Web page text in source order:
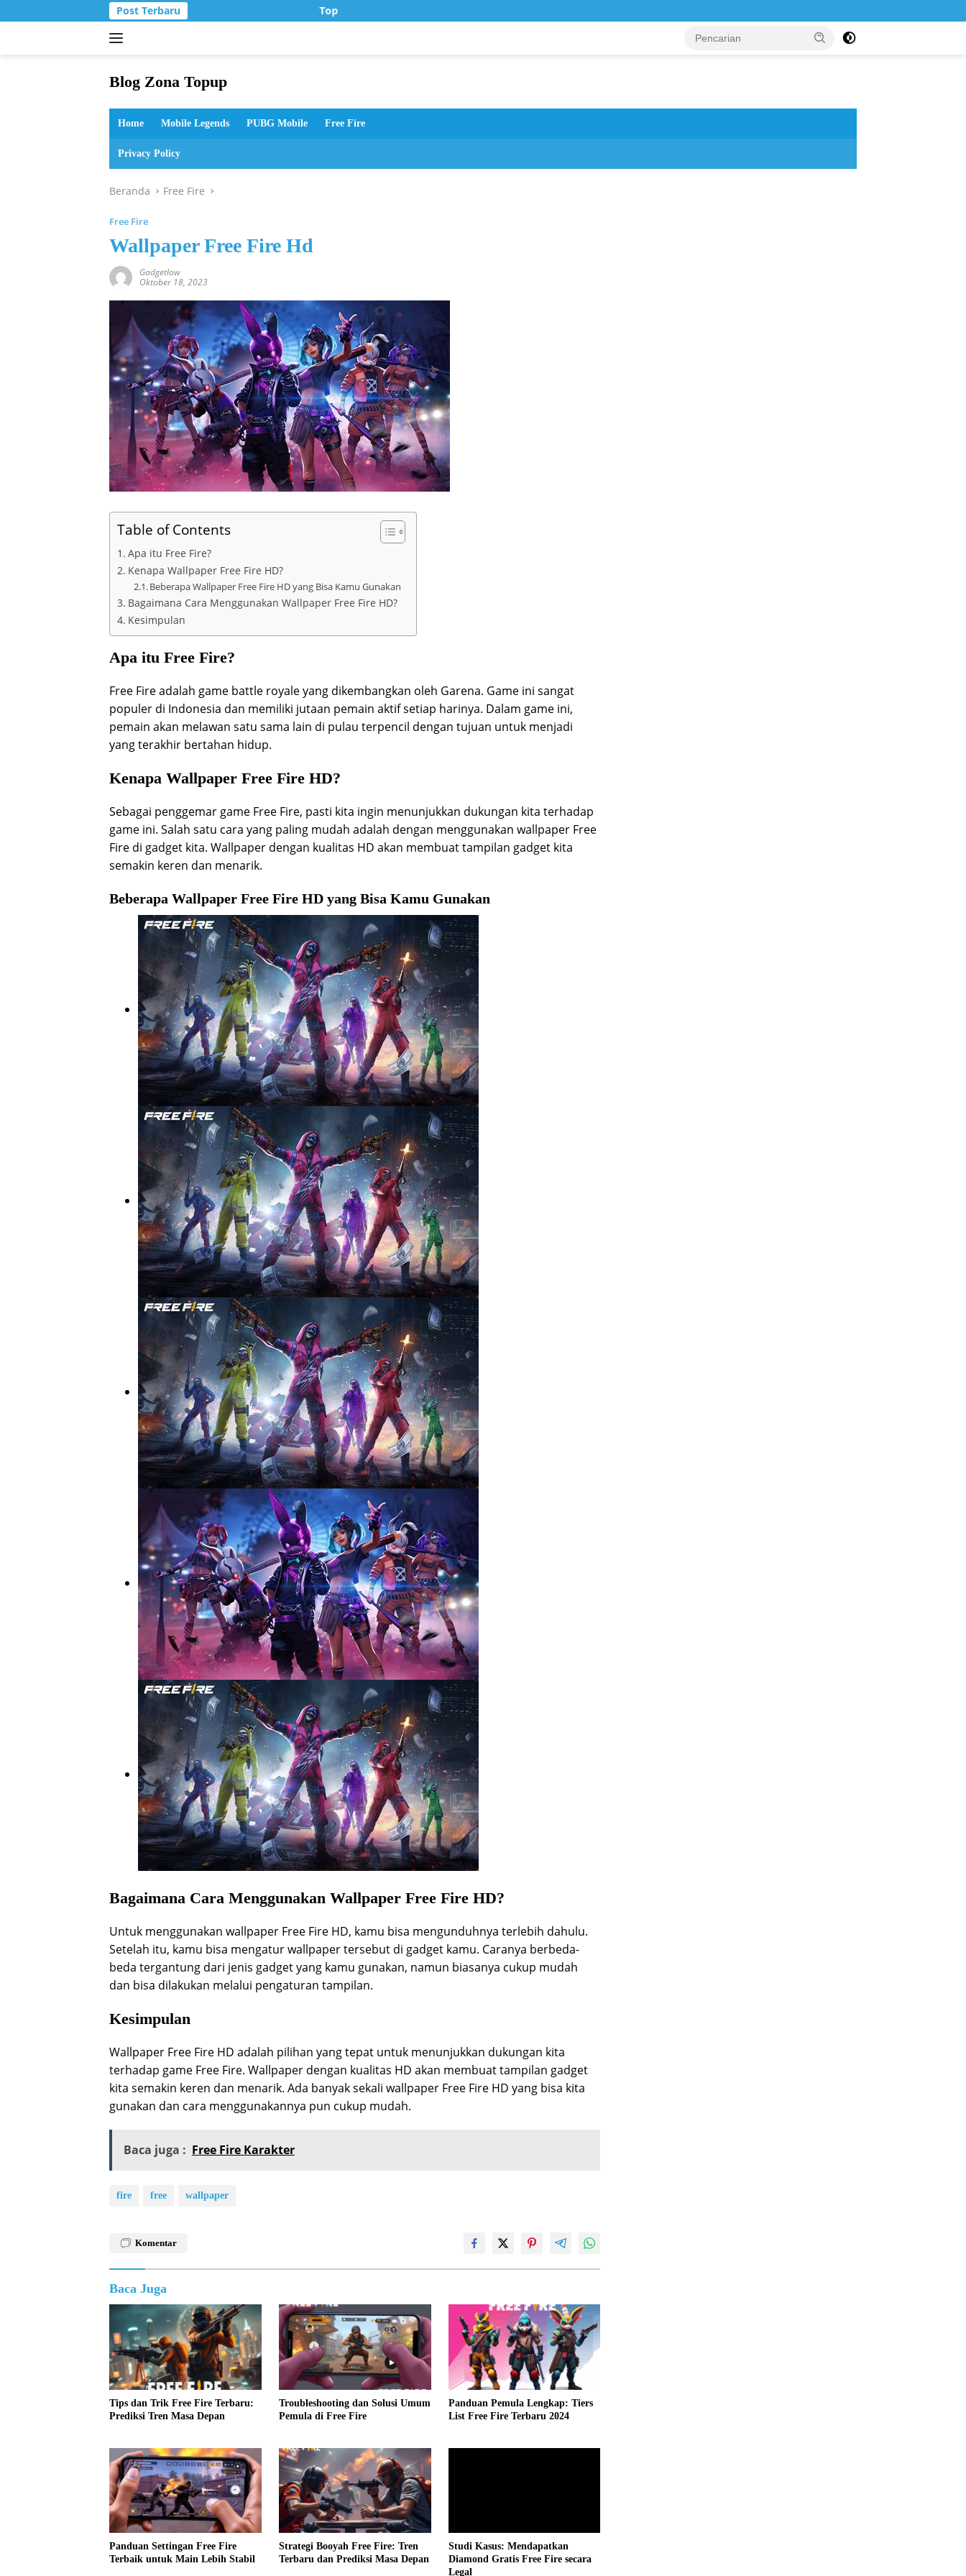
ke
Post Terbaru Top Up Murah di Zona Topup
Blog Zona Topup
dan
bermain
Home Mobile Legends PUBG Mobile Free Fire
Privacy Policy
Beranda Free Fire
Free Fire
Wallpaper Free Fire Hd
Gadgetlow
Oktober 18, 2023
Table of Contents
Apa itu Free Fire?
Kenapa Wallpaper Free Fire HD?
Beberapa Wallpaper Free Fire HD yang Bisa Kamu Gunakan
Bagaimana Cara Menggunakan Wallpaper Free Fire HD?
Kesimpulan
Apa itu Free Fire?
Free Fire adalah game battle royale yang dikembangkan oleh Garena. Game ini sangat
populer di Indonesia dan memiliki jutaan pemain aktif setiap harinya. Dalam game ini,
pemain akan melawan satu sama lain di pulau terpencil dengan tujuan untuk menjadi
yang terakhir bertahan hidup.
Kenapa Wallpaper Free Fire HD?
Sebagai penggemar game Free Fire, pasti kita ingin menunjukkan dukungan kita terhadap
game ini. Salah satu cara yang paling mudah adalah dengan menggunakan wallpaper Free
Fire di gadget kita. Wallpaper dengan kualitas HD akan membuat tampilan gadget kita
semakin keren dan menarik.
Beberapa Wallpaper Free Fire HD yang Bisa Kamu Gunakan
Bagaimana Cara Menggunakan Wallpaper Free Fire HD?
Untuk menggunakan wallpaper Free Fire HD, kamu bisa mengunduhnya terlebih dahulu.
Setelah itu, kamu bisa mengatur wallpaper tersebut di gadget kamu. Caranya berbeda-
beda tergantung dari jenis gadget yang kamu gunakan, namun biasanya cukup mudah
dan bisa dilakukan melalui pengaturan tampilan.
Kesimpulan
Wallpaper Free Fire HD adalah pilihan yang tepat untuk menunjukkan dukungan kita
terhadap game Free Fire. Wallpaper dengan kualitas HD akan membuat tampilan gadget
kita semakin keren dan menarik. Ada banyak sekali wallpaper Free Fire HD yang bisa kita
gunakan dan cara menggunakannya pun cukup mudah.
Baca juga : Free Fire Karakter
fire free wallpaper
Komentar
Baca Juga
Tips dan Trik Free Fire Terbaru:
Prediksi Tren Masa Depan
Troubleshooting dan Solusi Umum
Pemula di Free Fire
Panduan Pemula Lengkap: Tiers
List Free Fire Terbaru 2024
Panduan Settingan Free Fire
Terbaik untuk Main Lebih Stabil
Strategi Booyah Free Fire: Tren
Terbaru dan Prediksi Masa Depan
Studi Kasus: Mendapatkan
Diamond Gratis Free Fire secara
Legal